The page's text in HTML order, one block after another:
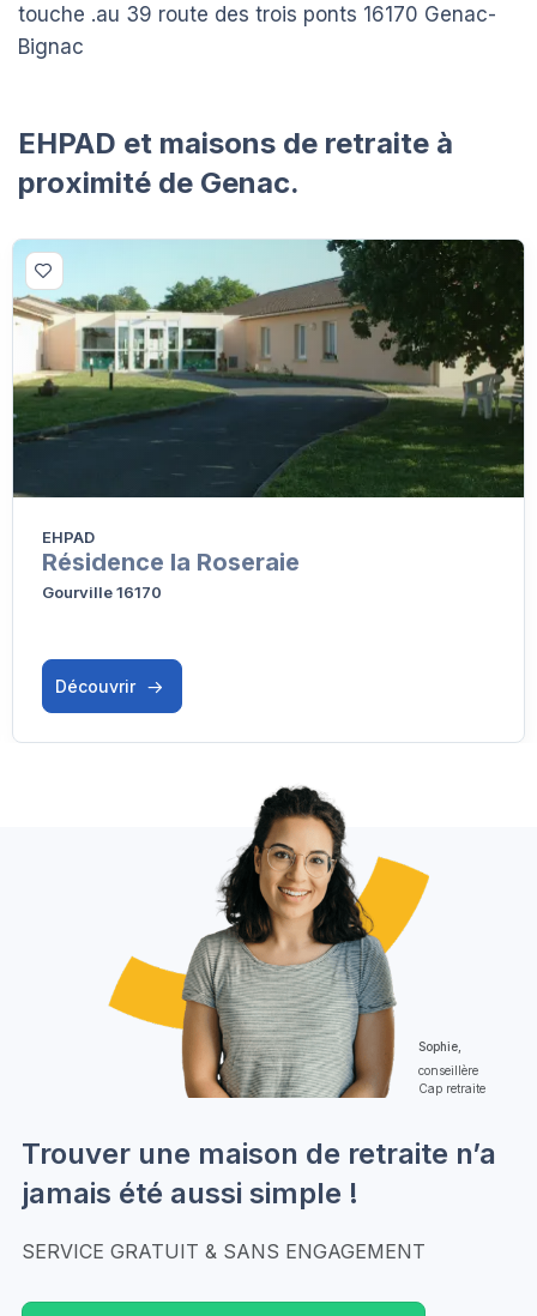
touche .au 39 route des trois ponts 16170 Genac-
Bignac
EHPAD et maisons de retraite à
proximité de Genac.
EHPAD
Résidence la Roseraie
Gourville 16170
Découvrir
Sophie,
conseillère
Cap retraite
Trouver une maison de retraite n’a
jamais été aussi simple !
SERVICE GRATUIT & SANS ENGAGEMENT